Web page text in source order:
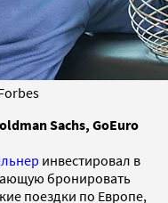
Sachs, GoEuro
инвестировал в
бронировать
поездки по Европе,